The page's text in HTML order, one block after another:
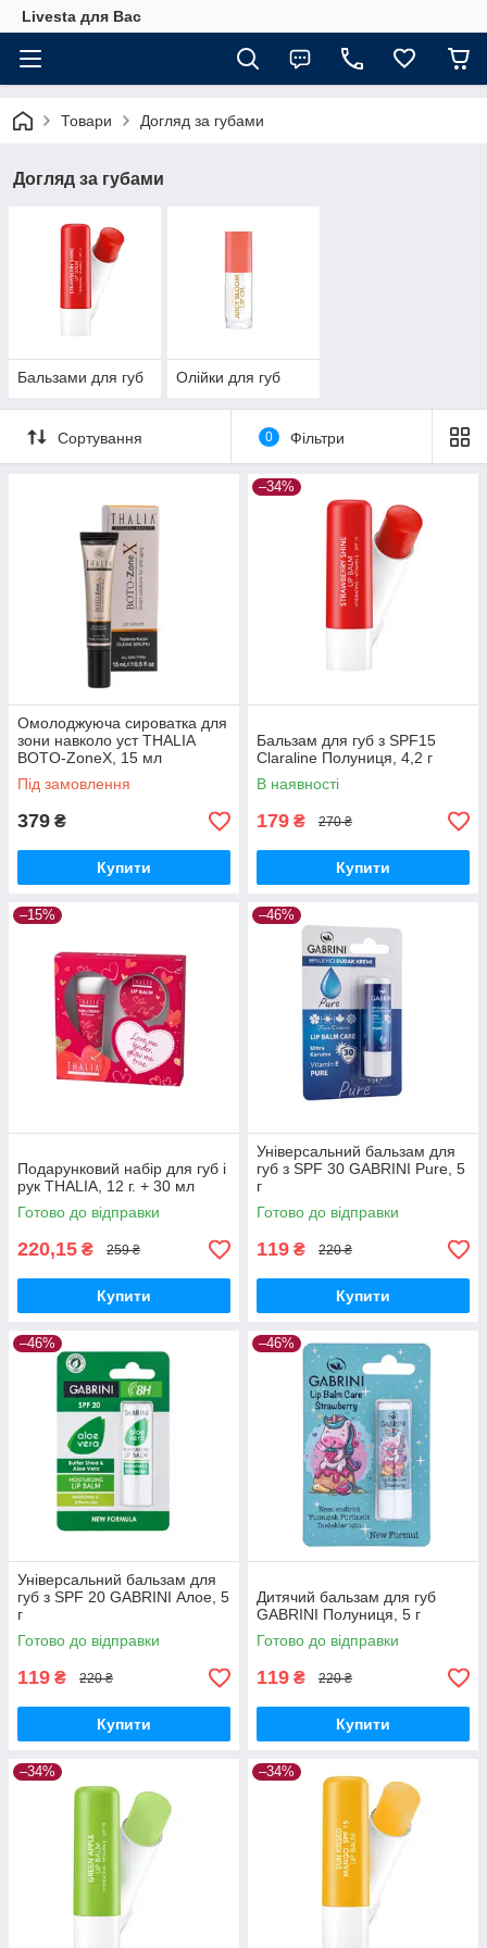
Livesta для Вас
Товари Догляд за губами
Догляд за губами
Бальзами для губ Олійки для губ
Сортування 0 Фільтри
Омолоджуюча сироватка для
зони навколо уст THALIA
BOTO-ZoneX, 15 мл
Під замовлення
379 ₴
Купити
–34%
Бальзам для губ з SPF15
Claraline Полуниця, 4,2 г
В наявності
179 ₴ 270 ₴
Купити
–15%
Подарунковий набір для губ і
рук THALIA, 12 г. + 30 мл
Готово до відправки
220,15 ₴ 259 ₴
Купити
–46%
Універсальний бальзам для
губ з SPF 30 GABRINI Pure, 5
г
Готово до відправки
119 ₴ 220 ₴
Купити
–46%
Універсальний бальзам для
губ з SPF 20 GABRINI Алое, 5
г
Готово до відправки
119 ₴ 220 ₴
Купити
–46%
Дитячий бальзам для губ
GABRINI Полуниця, 5 г
Готово до відправки
119 ₴ 220 ₴
Купити
–34% –34%